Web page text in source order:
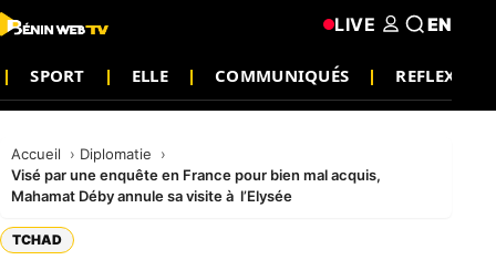
SPORT ELLE COMMUNIQUÉS REFLEXION
LIVE EN
Accueil
Diplomatie
Visé par une enquête en France pour bien mal acquis,
Mahamat Déby annule sa visite à l’Elysée
TCHAD